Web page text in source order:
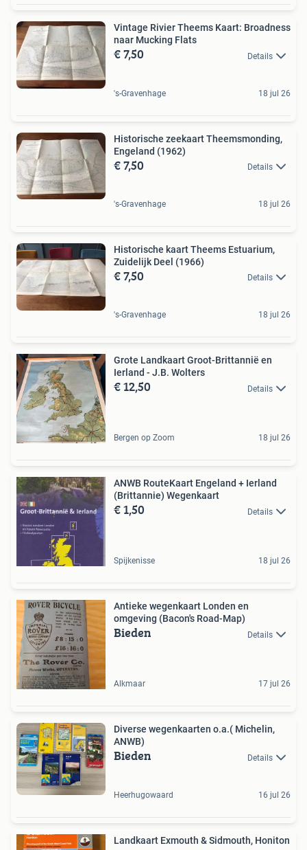
Vintage Rivier Theems Kaart: Broadness
naar Mucking Flats
€ 7,50 Details
's-Gravenhage 18 jul 26
Historische zeekaart Theemsmonding,
Engeland (1962)
€ 7,50 Details
's-Gravenhage 18 jul 26
Historische kaart Theems Estuarium,
Zuidelijk Deel (1966)
€ 7,50 Details
's-Gravenhage 18 jul 26
Grote Landkaart Groot-Brittannië en
Ierland - J.B. Wolters
€ 12,50 Details
Bergen op Zoom 18 jul 26
ANWB RouteKaart Engeland + Ierland
(Brittannie) Wegenkaart
€ 1,50 Details
Spijkenisse 18 jul 26
Antieke wegenkaart Londen en
omgeving (Bacon's Road-Map)
Bieden Details
Alkmaar 17 jul 26
Diverse wegenkaarten o.a.( Michelin,
ANWB)
Bieden Details
Heerhugowaard 16 jul 26
Landkaart Exmouth & Sidmouth, Honiton